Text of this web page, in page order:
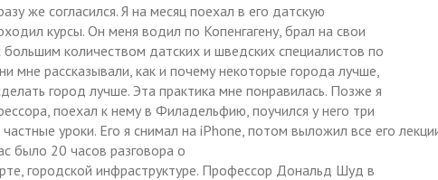
же согласился. Я на месяц поехал в его датскую
курсы. Он меня водил по Копенгагену, брал на свои
большим количеством датских и шведских специалистов по
мне рассказывали, как и почему некоторые города лучше,
город лучше. Эта практика мне понравилась. Позже я
поехал к нему в Филадельфию, поучился у него три
уроки. Его я снимал на iPhone, потом выложил все его
было 20 часов разговора о
городской инфраструктуре. Профессор Дональд Шуд в